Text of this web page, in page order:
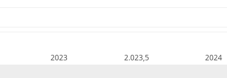
2023 2.023,5 2024